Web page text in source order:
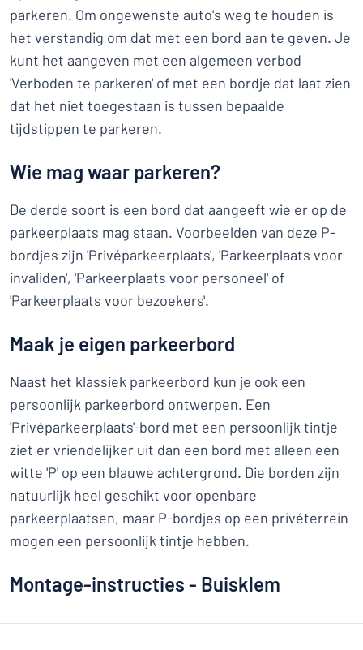
parkeren. Om ongewenste auto's weg te houden is
het verstandig om dat met een bord aan te geven. Je
kunt het aangeven met een algemeen verbod
'Verboden te parkeren' of met een bordje dat laat zien
dat het niet toegestaan is tussen bepaalde
tijdstippen te parkeren.
Wie mag waar parkeren?
De derde soort is een bord dat aangeeft wie er op de
parkeerplaats mag staan. Voorbeelden van deze P-
bordjes zijn 'Privéparkeerplaats', 'Parkeerplaats voor
invaliden', 'Parkeerplaats voor personeel' of
'Parkeerplaats voor bezoekers'.
Maak je eigen parkeerbord
Naast het klassiek parkeerbord kun je ook een
persoonlijk parkeerbord ontwerpen. Een
'Privéparkeerplaats'-bord met een persoonlijk tintje
ziet er vriendelijker uit dan een bord met alleen een
witte 'P' op een blauwe achtergrond. Die borden zijn
natuurlijk heel geschikt voor openbare
parkeerplaatsen, maar P-bordjes op een privéterrein
mogen een persoonlijk tintje hebben.
Montage-instructies - Buisklem